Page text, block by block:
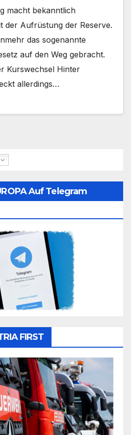
macht bekanntlich
der Aufrüstung der Reserve.
das sogenannte
auf den Weg gebracht.
Kurswechsel Hinter
allerdings…
Auf Telegram
FIRST